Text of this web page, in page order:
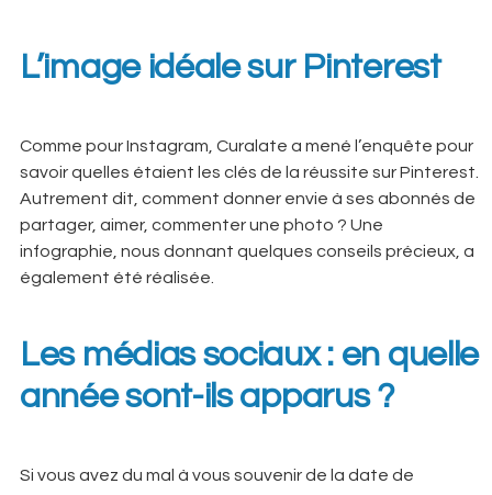
L’image idéale sur Pinterest
Comme pour Instagram, Curalate a mené l’enquête pour
savoir quelles étaient les clés de la réussite sur Pinterest.
Autrement dit, comment donner envie à ses abonnés de
partager, aimer, commenter une photo ? Une
infographie, nous donnant quelques conseils précieux, a
également été réalisée.
Les médias sociaux : en quelle
année sont-ils apparus ?
Si vous avez du mal à vous souvenir de la date de